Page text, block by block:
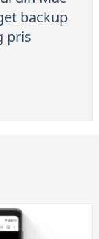
backup
pris